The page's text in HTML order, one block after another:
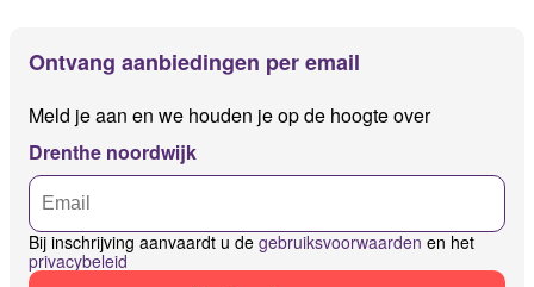
Ontvang aanbiedingen per email
Meld je aan en we houden je op de hoogte over
Drenthe noordwijk
Bij inschrijving aanvaardt u de gebruiksvoorwaarden en het
privacybeleid